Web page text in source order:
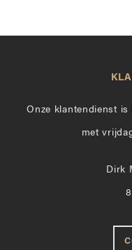
Onze klantendienst
met
Dirk